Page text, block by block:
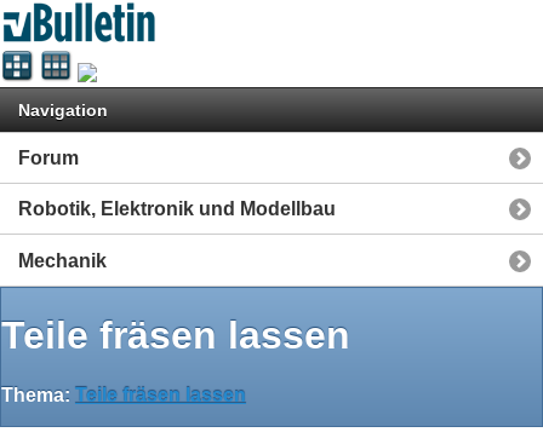
Navigation
Forum
Robotik, Elektronik und Modellbau
Mechanik
Teile fräsen lassen
Thema: Teile fräsen lassen